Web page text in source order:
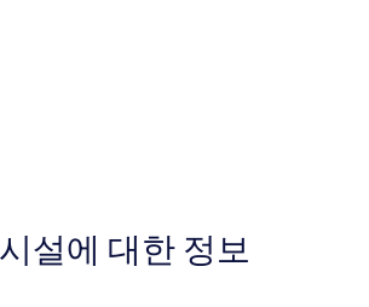
설에 대한 정보